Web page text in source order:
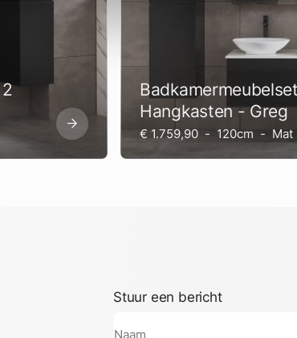
Hangkasten - Greg
€ 1.759,90 - 120cm - Mat
Stuur een bericht